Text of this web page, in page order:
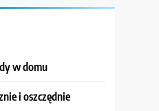
w domu
i oszczędnie